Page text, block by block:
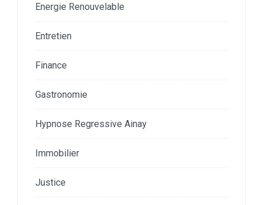
Energie Renouvelable
Entretien
Finance
Gastronomie
Hypnose Regressive Ainay
Immobilier
Justice